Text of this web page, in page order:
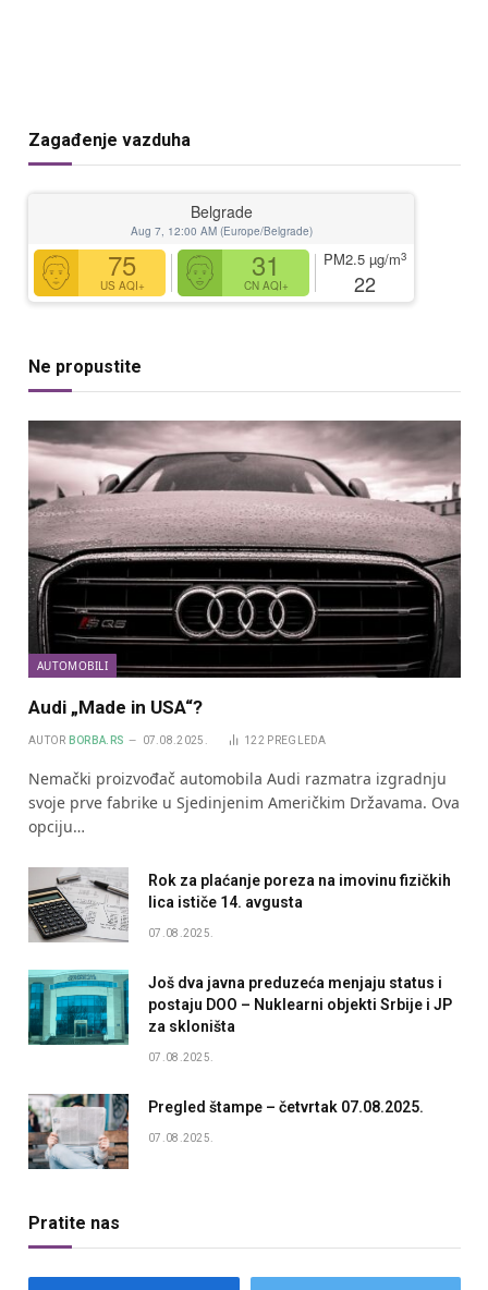
Zagađenje vazduha
Belgrade
Aug 7, 12:00 AM (Europe/Belgrade)
75
US AQI+
31
CN AQI+
PM2.5 µg/m3
22
Ne propustite
AUTOMOBILI
Audi „Made in USA“?
AUTOR BORBA.RS 07.08.2025. 122 PREGLEDA
Nemački proizvođač automobila Audi razmatra izgradnju
svoje prve fabrike u Sjedinjenim Američkim Državama. Ova
opciju…
Rok za plaćanje poreza na imovinu fizičkih
lica ističe 14. avgusta
07.08.2025.
Još dva javna preduzeća menjaju status i
postaju DOO – Nuklearni objekti Srbije i JP
za skloništa
07.08.2025.
Pregled štampe – četvrtak 07.08.2025.
07.08.2025.
Pratite nas